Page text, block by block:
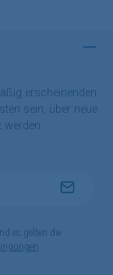
erscheinenden
sein, über neue
es gelten die